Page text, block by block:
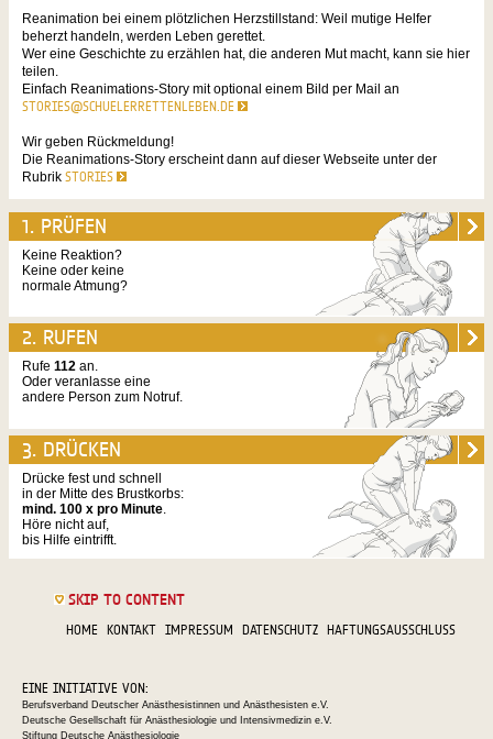
Reanimation bei einem plötzlichen Herzstillstand: Weil mutige Helfer
beherzt handeln, werden Leben gerettet.
Wer eine Geschichte zu erzählen hat, die anderen Mut macht, kann sie hier
teilen.
Einfach Reanimations-Story mit optional einem Bild per Mail an
STORIES@SCHUELERRETTENLEBEN.DE
Wir geben Rückmeldung!
Die Reanimations-Story erscheint dann auf dieser Webseite unter der
Rubrik STORIES
Keine Reaktion?
Keine oder keine
normale Atmung?
1. PRÜFEN
Rufe 112 an.
Oder veranlasse eine
andere Person zum Notruf.
2. RUFEN
Drücke fest und schnell
in der Mitte des Brustkorbs:
mind. 100 x pro Minute.
Höre nicht auf,
bis Hilfe eintrifft.
3. DRÜCKEN
SKIP TO CONTENT
HOME KONTAKT IMPRESSUM DATENSCHUTZ HAFTUNGSAUSSCHLUSS
EINE INITIATIVE VON:
Berufsverband Deutscher Anästhesistinnen und Anästhesisten e.V.
Deutsche Gesellschaft für Anästhesiologie und Intensivmedizin e.V.
Stiftung Deutsche Anästhesiologie